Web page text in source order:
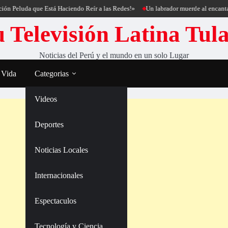
que Está Haciendo Reír a las Redes!» Un labrador muerde al encantador
Televisión Latina
Noticias del Perú y el mundo en un solo Lugar
Categorias
Videos
Deportes
Noticias Locales
Internacionales
Espectaculos
Tecnología y Ciencia